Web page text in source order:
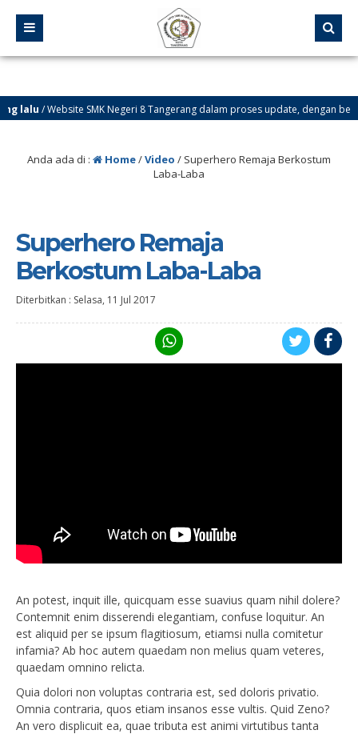
lalu/ Website SMK Negeri 8 Tangerang dalam proses update, dengan
lalu/ Informasi PPDB 2020/2021 www.ppdb.smkn8tng.sch.id
Anda ada di : Home/Video / Superhero Remaja Berkostum
Laba-Laba
Superhero Remaja
Berkostum Laba-Laba
Diterbitkan : Selasa, 11 Jul 2017
An potest, inquit ille, quicquam esse suavius quam nihil dolere?
Contemnit enim disserendi elegantiam, confuse loquitur. An
est aliquid per se ipsum flagitiosum, etiamsi nulla comitetur
infamia? Ab hoc autem quaedam non melius quam veteres,
quaedam omnino relicta.
Quia dolori non voluptas contraria est, sed doloris privatio.
Omnia contraria, quos etiam insanos esse vultis. Quid Zeno?
An vero displicuit ea, quae tributa est animi virtutibus tanta